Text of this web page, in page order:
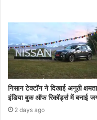
निसान टेक्टॉन ने दिखाई अनूठी
इंडिया बुक ऑफ रिकॉर्ड्स में बनाई
2 days ago